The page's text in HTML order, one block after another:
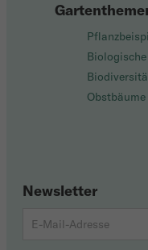
Newsletter